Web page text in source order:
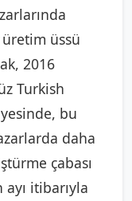
üssü
2016
Turkish
bu
daha
çabası
ayı itibarıyla